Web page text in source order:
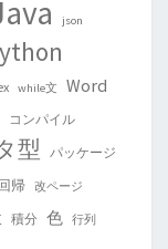
json
while文 Word
コンパイル
型 パッケージ
回帰 改ページ
積分 色 行列